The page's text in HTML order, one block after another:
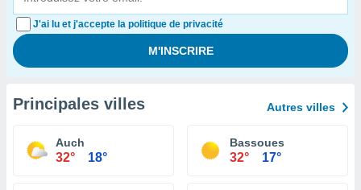
J'ai lu et j'accepte la politique de privacité
Principales villes Autres villes
Auch
32° 18°
Bassoues
32° 17°